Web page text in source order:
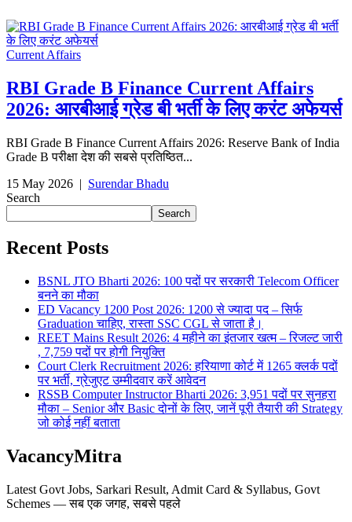
Current Affairs
RBI Grade B Finance Current Affairs
2026: आरबीआई ग्रेड बी भर्ती के लिए करंट अफेयर्स
RBI Grade B Finance Current Affairs 2026: Reserve Bank of India
Grade B परीक्षा देश की सबसे प्रतिष्ठित...
15 May 2026 | Surendar Bhadu
Search
Search
Recent Posts
BSNL JTO Bharti 2026: 100 पदों पर सरकारी Telecom Officer
बनने का मौका
ED Vacancy 1200 Post 2026: 1200 से ज्यादा पद – सिर्फ
Graduation चाहिए, रास्ता SSC CGL से जाता है।
REET Mains Result 2026: 4 महीने का इंतजार खत्म – रिजल्ट जारी
, 7,759 पदों पर होगी नियुक्ति
Court Clerk Recruitment 2026: हरियाणा कोर्ट में 1265 क्लर्क पदों
पर भर्ती, ग्रेजुएट उम्मीदवार करें आवेदन
RSSB Computer Instructor Bharti 2026: 3,951 पदों पर सुनहरा
मौका – Senior और Basic दोनों के लिए, जानें पूरी तैयारी की Strategy
जो कोई नहीं बताता
VacancyMitra
Latest Govt Jobs, Sarkari Result, Admit Card & Syllabus, Govt
Schemes — सब एक जगह, सबसे पहले